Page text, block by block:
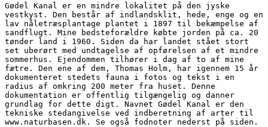
Gødel Kanal er en mindre lokalitet på den jyske
vestkyst. Den består af indlandsklit, hede, enge og en
lav nåletræsplantage plantet i 1897 til bekæmpelse af
sandflugt. Mine bedsteforældre købte jorden på ca. 20
tønder land i 1960. Siden da har landet stået stort
set uberørt med undtagelse af opførelsen af et mindre
sommerhus. Ejendommen tilhører i dag af to af mine
fætre. Den ene af dem, Thomas Holm, har igennem 15 år
dokumenteret stedets fauna i fotos og tekst i en
radius af omkring 200 meter fra huset. Denne
dokumentation er offentlig tilgængelig og danner
grundlag for dette digt. Navnet Gødel Kanal er den
tekniske stedangivelse ved indberetning af arter til
www.naturbasen.dk. Se også fodnoter nederst på siden.